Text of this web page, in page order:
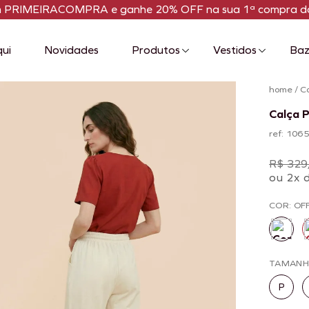
PRIMEIRACOMPRA e ganhe 20% OFF na sua 1ª compra
Novidades Produtos Vestidos
home/
Calça
ref:
R$
ou 2x
COR:
P